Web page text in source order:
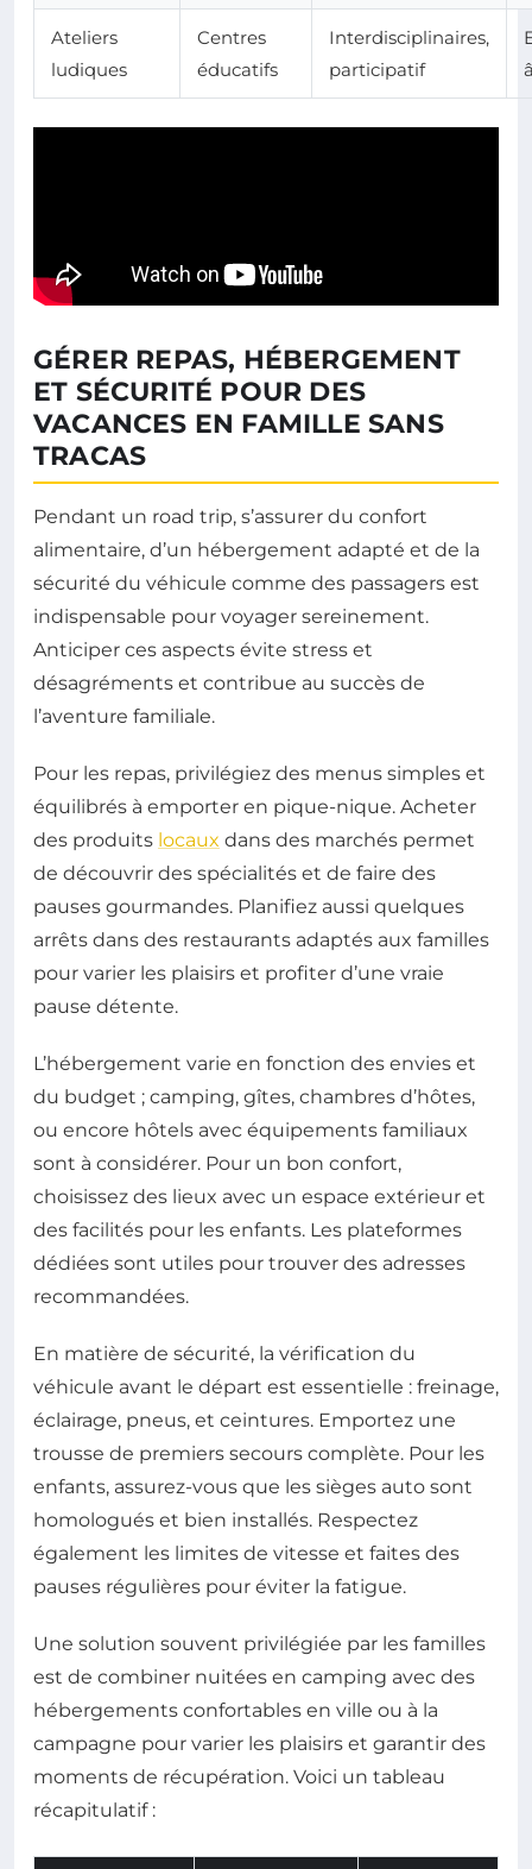
Ateliers
ludiques
Centres
éducatifs
Interdisciplinaires,
participatif
GÉRER REPAS, HÉBERGEMENT
ET SÉCURITÉ POUR DES
VACANCES EN FAMILLE SANS
TRACAS
Pendant un road trip, s’assurer du confort
alimentaire, d’un hébergement adapté et de la
sécurité du véhicule comme des passagers est
indispensable pour voyager sereinement.
Anticiper ces aspects évite stress et
désagréments et contribue au succès de
l’aventure familiale.
Pour les repas, privilégiez des menus simples et
équilibrés à emporter en pique-nique. Acheter
des produits locaux dans des marchés permet
de découvrir des spécialités et de faire des
pauses gourmandes. Planifiez aussi quelques
arrêts dans des restaurants adaptés aux familles
pour varier les plaisirs et profiter d’une vraie
pause détente.
L’hébergement varie en fonction des envies et
du budget ; camping, gîtes, chambres d’hôtes,
ou encore hôtels avec équipements familiaux
sont à considérer. Pour un bon confort,
choisissez des lieux avec un espace extérieur et
des facilités pour les enfants. Les plateformes
dédiées sont utiles pour trouver des adresses
recommandées.
En matière de sécurité, la vérification du
véhicule avant le départ est essentielle : freinage,
éclairage, pneus, et ceintures. Emportez une
trousse de premiers secours complète. Pour les
enfants, assurez-vous que les sièges auto sont
homologués et bien installés. Respectez
également les limites de vitesse et faites des
pauses régulières pour éviter la fatigue.
Une solution souvent privilégiée par les familles
est de combiner nuitées en camping avec des
hébergements confortables en ville ou à la
campagne pour varier les plaisirs et garantir des
moments de récupération. Voici un tableau
récapitulatif :